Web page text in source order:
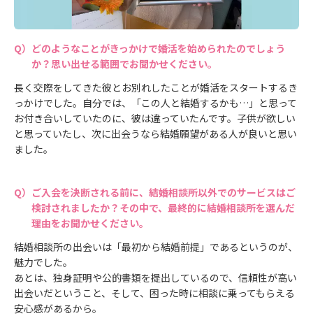
どのようなことがきっかけで婚活を始められたのでしょう
か？思い出せる範囲でお聞かせください。
長く交際をしてきた彼とお別れしたことが婚活をスタートするき
っかけでした。自分では、「この人と結婚するかも…」と思って
お付き合いしていたのに、彼は違っていたんです。子供が欲しい
と思っていたし、次に出会うなら結婚願望がある人が良いと思い
ました。
ご入会を決断される前に、結婚相談所以外でのサービスはご
検討されましたか？その中で、最終的に結婚相談所を選んだ
理由をお聞かせください。
結婚相談所の出会いは「最初から結婚前提」であるというのが、
魅力でした。
あとは、独身証明や公的書類を提出しているので、信頼性が高い
出会いだということ、そして、困った時に相談に乗ってもらえる
安心感があるから。